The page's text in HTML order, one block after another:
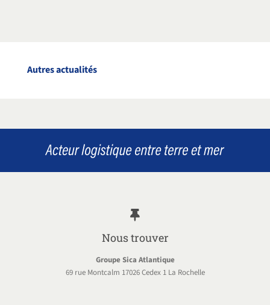
Autres actualités
Nous trouver
Groupe Sica Atlantique
69 rue Montcalm 17026 Cedex 1 La Rochelle